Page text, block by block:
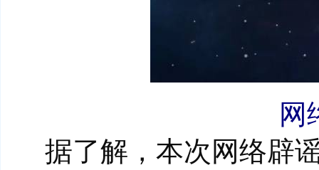
网
据了解，本次网络辟